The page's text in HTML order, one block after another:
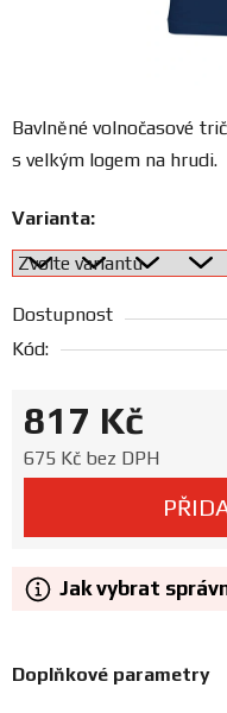
Blog
a
katalogy
Prodejny
Bavlněné volnočasové
s velkým logem na hrudi.
Varianta:
Dostupnost
Kód:
817 Kč
675 Kč bez DPH
Jak vybrat
Doplňkové parametry